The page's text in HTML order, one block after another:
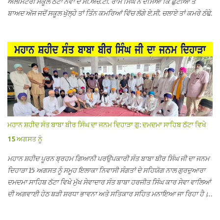
ਬਾਅਦ ਅੱਜ ਜਦੋਂ ਸਕੂਲ ਖੁੱਲ੍ਹੇ ਤਾਂ ਤਿੰਨ ਕਮਰਿਆਂ ਵਿੱਚ ਲੱਗੇ ਏ.ਸੀ. ਚਲਾਏ ਤਾਂ ਕਮਰੇ ਠੰਢੇ
ਚੋਰੀ ਕੀਤੀਆਂ ਹੋਈਆਂ ਸਨ। ਉਨ੍ਹਾਂ ਦੱਸਿਆ ਕਿ ਉਹ ਛੁੱਟੀਆਂ ਦੌਰਾਨ ਵੀ ਸਕੂਲ ਗੇੜਾ
ਮਾਰਦੇ ਸਨ ਅਤੇ 20 ਜੂਨ ਤੱਕ ਸਭ ਠੀਕ ਸੀ। ਚੋਰੀ ਦੀ ਘਟਨਾ 20 ਤੋਂ 30 ਜੂਨ ਵਿਚਕਾਰ
ਹੋਈ ਜਾਪਦੀ ਹੈ। ਇਸ ਮੌਕੇ ਸਕੂਲ ਸਟਾਫ ਮੈਂਬਰਾਂ ਅੰਜੂ ਬਾਲਾ, ਹਰਜੀਤ ਕੌਰ, ਕਮਲਪ੍ਰੀਤ
ਕੌਰ ਅਤੇ ਹਰਵਿੰਦਰ ਸਿੰਘ ਟੋਡਰਵਾਲ ਨੇ ਦੱਸਿਆ ਕਿ ਸਕੂਲ ਵਿੱਚ ਪਿਛਲੇ ਸਾਲ ਤਿੰਨ ਏ.
ਸੀ. ਲਾਉਣ ਦੀ ਸੇਵਾ ਸੀ.ਐੱਚ.ਟੀ. ਰਾਮ ਸਿੰਘ ਵੱਲੋਂ ਕੀਤੀ ਗਈ ਸੀ ਜਿਸ ਦੀ ਮਾਪਿਆਂ ਨੇ ਖੂਬ
ਪ੍ਰਸੰਸਾ ਕੀਤੀ ਸੀ। ਉਨ੍ਹਾਂ ਦੱਸਿਆ ਕਿ ਏਸੀ ਚੋਰੀ ਹੋਣ ਨਾਲ ਬੱਚਿਆਂ ਦੇ ਮਾਪਿਆਂ ਵਿੱਚ
ਭਾਰੀ ਰੋਸ ਹੈ ਅਤੇ ਉਨ੍ਹਾਂ ਨੇ ਪੁਲਿਸ ਪ੍ਰਸ਼ਾਸਨ ਤੋਂ ਤਰੁੰਤ ਚੋਰਾਂ ਨੂੰ ਗ੍ਰਿਫਤਾਰ ਕੀਤੇ ਜਾਣ
ਦੀ ਮੰਗ ਕੀਤੀ ਹੈ। ਸਟਾਫ ਮੈਂਬਰਾਂ ਨੇ ਦੱਸਿਆ ਕਿ ਚੋਰੀ ਦੀ ਘਟਨਾ ਸੰਬ...
ਮਹਾਨ ਸ਼ਹੀਦ ਸੰਤ ਬਾਬਾ ਬੀਰ ਸਿੰਘ ਦਾ ਜਨਮ ਦਿਹਾੜਾ ਗੁ: ਦਮਦਮਾ ਸਾਹਿਬ ਠੱਟਾ ਵਿਖੇ
15 ਅਗਸਤ ਨੂੰ
ਮਹਾਨ ਸ਼ਹੀਦ ਪੂਰਨ ਬ੍ਰਹਮ ਗਿਆਨੀ ਪਰਉਪਕਾਰੀ ਸੰਤ ਬਾਬਾ ਬੀਰ ਸਿੰਘ ਜੀ ਦਾ ਜਨਮ
ਦਿਹਾੜਾ 15 ਅਗਸਤ ਨੂੰ ਸਮੂਹ ਇਲਾਕਾ ਨਿਵਾਸੀ ਸੰਗਤਾਂ ਦੇ ਸਹਿਯੋਗ ਨਾਲ ਗੁਰਦੁਆਰਾ
ਦਮਦਮਾ ਸਾਹਿਬ ਠੱਟਾ ਵਿਖੇ ਮੁੱਖ ਸੇਵਾਦਾਰ ਸੰਤ ਬਾਬਾ ਹਰਜੀਤ ਸਿੰਘ ਕਾਰ ਸੇਵਾ ਵਾਲਿਆਂ
ਦੀ ਅਗਵਾਈ ਹੇਠ ਬੜੀ ਸ਼ਰਧਾ ਭਾਵਨਾ ਅਤੇ ਸਤਿਕਾਰ ਸਹਿਤ ਮਨਾਇਆ ਜਾ ਰਿਹਾ ਹੈ।